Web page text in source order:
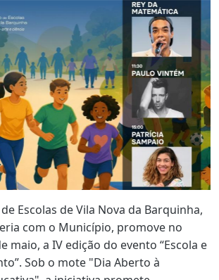
Escolas de Vila Nova da Barquinha,
com o Município, promove no
maio, a IV edição do evento “Escola e
Sob o mote "Dia Aberto à